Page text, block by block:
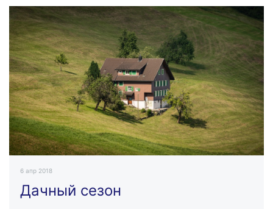
6 апр 2018
Дачный сезон